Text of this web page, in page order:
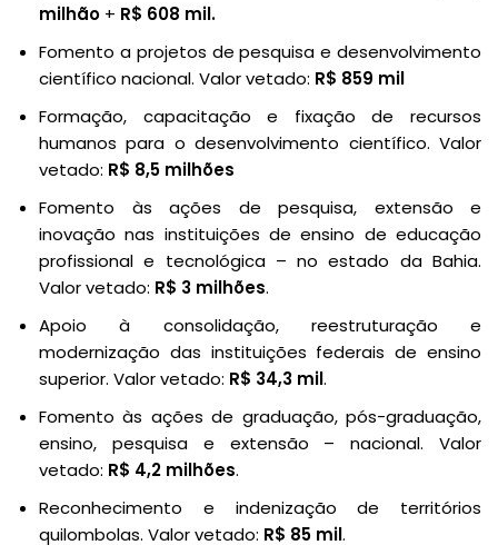
milhão + R$ 608 mil.
Fomento a projetos de pesquisa e desenvolvimento
científico nacional. Valor vetado: R$ 859 mil
Formação, capacitação e fixação de recursos
humanos para o desenvolvimento científico. Valor
vetado: R$ 8,5 milhões
Fomento às ações de pesquisa, extensão e
inovação nas instituições de ensino de educação
profissional e tecnológica – no estado da Bahia.
Valor vetado: R$ 3 milhões.
Apoio à consolidação, reestruturação e
modernização das instituições federais de ensino
superior. Valor vetado: R$ 34,3 mil.
Fomento às ações de graduação, pós-graduação,
ensino, pesquisa e extensão – nacional. Valor
vetado: R$ 4,2 milhões.
Reconhecimento e indenização de territórios
quilombolas. Valor vetado: R$ 85 mil.